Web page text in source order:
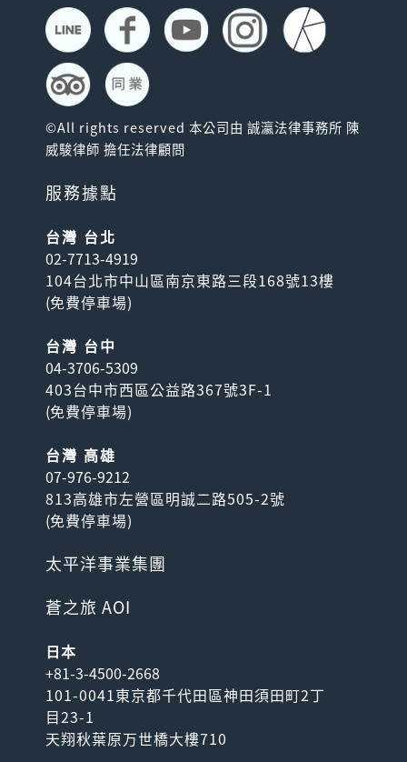
©All rights reserved 本公司由 誠瀛法律事務所 陳
威駿律師 擔任法律顧問
服務據點
台灣 台北
02-7713-4919
104台北市中山區南京東路三段168號13樓
(免費停車場)
台灣 台中
04-3706-5309
403台中市西區公益路367號3F-1
(免費停車場)
台灣 高雄
07-976-9212
813高雄市左營區明誠二路505-2號
(免費停車場)
太平洋事業集團
蒼之旅 AOI
日本
+81-3-4500-2668
101-0041東京都千代田區神田須田町2丁
目23-1
天翔秋葉原万世橋大樓710